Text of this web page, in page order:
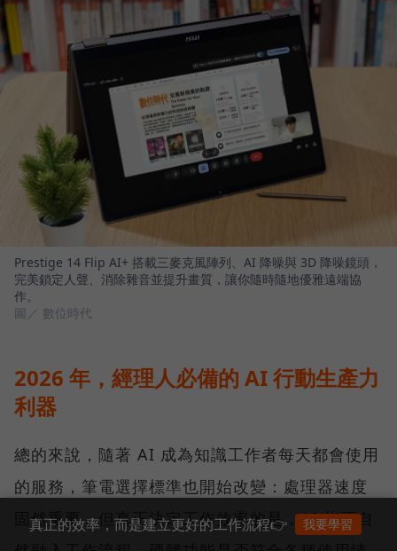
Prestige 14 Flip AI+ 搭載三麥克風陣列、AI 降噪與 3D 降噪鏡頭，
完美鎖定人聲、消除雜音並提升畫質，讓你隨時隨地優雅遠端協
作。
圖／ 數位時代
2026 年，經理人必備的 AI 行動生產力
利器
總的來說，隨著 AI 成為知識工作者每天都會使用
的服務，筆電選擇標準也開始改變：處理器速度
固然重要，但真正決定工作效率的是，AI 能否自
真正的效率，而是建立更好的工作流程👉 我要學習